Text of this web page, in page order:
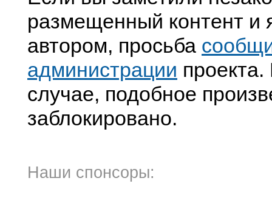
размещенный контент и
автором, просьба
администрации
случае, подобное
заблокировано.
Наши спонсоры: